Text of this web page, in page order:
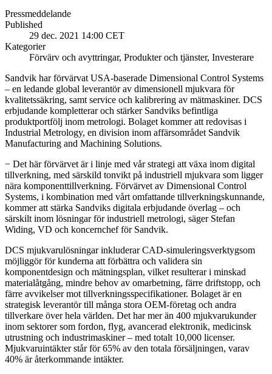
Pressmeddelande
Published
29 dec. 2021 14:00 CET
Kategorier
Förvärv och avyttringar, Produkter och tjänster, Investerare
Sandvik har förvärvat USA-baserade Dimensional Control Systems
– en ledande global leverantör av dimensionell mjukvara för
kvalitetssäkring, samt service och kalibrering av mätmaskiner. DCS
erbjudande kompletterar och stärker Sandviks befintliga
produktportfölj inom metrologi. Bolaget kommer att redovisas i
Industrial Metrology, en division inom affärsområdet Sandvik
Manufacturing and Machining Solutions.
− Det här förvärvet är i linje med vår strategi att växa inom digital
tillverkning, med särskild tonvikt på industriell mjukvara som ligger
nära komponenttillverkning. Förvärvet av Dimensional Control
Systems, i kombination med vårt omfattande tillverkningskunnande,
kommer att stärka Sandviks digitala erbjudande överlag – och
särskilt inom lösningar för industriell metrologi, säger Stefan
Widing, VD och koncernchef för Sandvik.
DCS mjukvarulösningar inkluderar CAD-simuleringsverktygsom
möjliggör för kunderna att förbättra och validera sin
komponentdesign och mätningsplan, vilket resulterar i minskad
materialåtgång, mindre behov av omarbetning, färre driftstopp, och
färre avvikelser mot tillverkningsspecifikationer. Bolaget är en
strategisk leverantör till många stora OEM-företag och andra
tillverkare över hela världen. Det har mer än 400 mjukvarukunder
inom sektorer som fordon, flyg, avancerad elektronik, medicinsk
utrustning och industrimaskiner – med totalt 10,000 licenser.
Mjukvaruintäkter står för 65% av den totala försäljningen, varav
40% är återkommande intäkter. ­